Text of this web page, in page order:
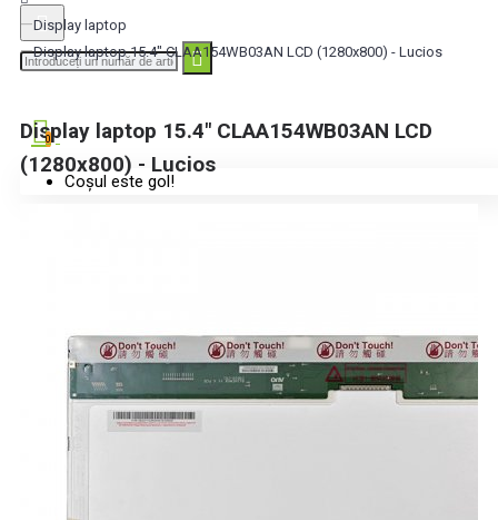
0
Coșul este gol!
Display laptop
Display laptop 15.4" CLAA154WB03AN LCD (1280x800) - Lucios
Display laptop 15.4" CLAA154WB03AN LCD
(1280x800) - Lucios